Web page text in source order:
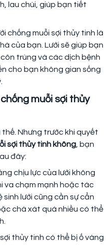
lau chùi, giúp bạn tiết
chống muỗi sợi thủy tinh là
của bạn. Lưới sẽ giúp bạn
trùng và các dịch bệnh
cho bạn không gian sống
muỗi sợi thủy
thế. Nhưng trước khi quyết
sợi thủy tinh không, bạn
đây:
chịu lực của lưới không
va chạm mạnh hoặc tác
sinh lưới cũng cần sự cẩn
chà xát quá nhiều có thể
thủy tinh có thể bị ố vàng